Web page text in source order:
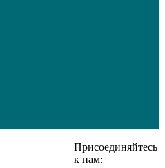
Присоединяйтесь
к нам: